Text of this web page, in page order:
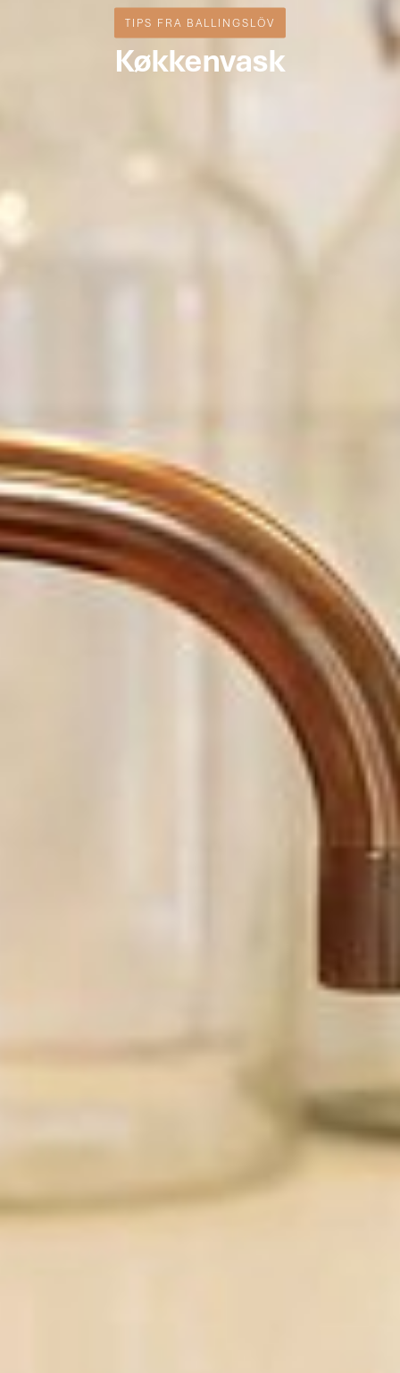
TIPS FRA BALLINGSLÖV
Køkkenvask